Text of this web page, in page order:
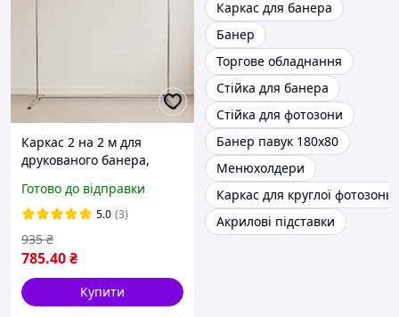
Каркас 2 на 2 м для
друкованого банера,
виставок
Готово до відправки
5.0 (3)
785.40₴
935 ₴
Купити
Каркас для банера
Банер
Торгове обладнання
Стійка для банера
Стійка для фотозони
Банер павук 180х80
Менюхолдери
Каркас для круглої фотозоны
Акрилові підставки